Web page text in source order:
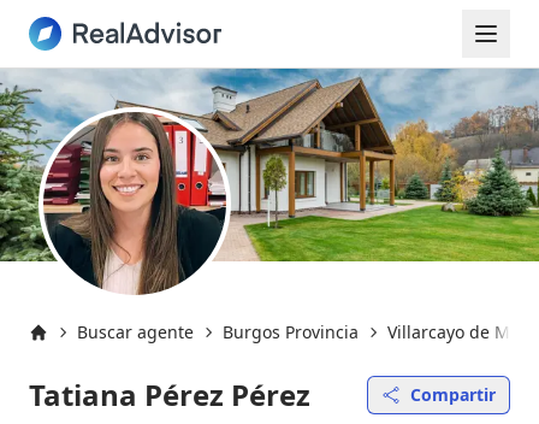
Buscar agente Burgos Provincia Villarcayo de
Tatiana Pérez Pérez Compartir